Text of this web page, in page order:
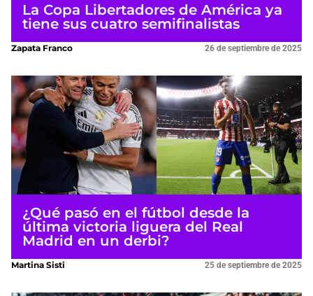
La Copa Libertadores de América ya
tiene sus cuatro semifinalistas
Zapata Franco 26 de septiembre de 2025
¿Qué pasó en el fútbol desde la
última victoria liguera del Real
Madrid en un derbi?
Martina Sisti 25 de septiembre de 2025